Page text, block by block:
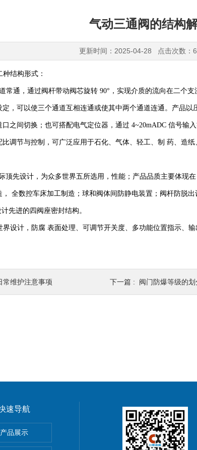
气动三通阀的结构
更新时间：2025-04-28 点击次数：
结构形式：
常通，通过阀杆带动阀芯旋转 90°，实现介质的流向在二个
，可以使三个通道互相连通或使其中两个通道连通。产品
之间切换；也可搭配电气定位器，通过 4~20mADC 信号输
调节与控制，可广泛应用于石化、气体、轻工、制 药、造
先设计，为众多世界五所选用，性能；产品品质主要体现在
全数控车床加工制造；球和阀体间防静电装置；阀杆防脱
先进的四阀座密封结构。
设计，防腐 表面处理、可调节开关度、多功能位置指示、
常维护注意事项 下一篇 : 阀门防爆等级的
速导航
产品展示